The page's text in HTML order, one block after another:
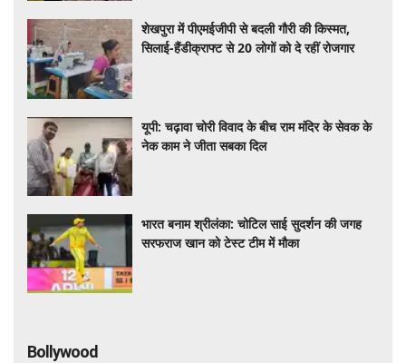
शेखपुरा में पीएमईजीपी से बदली गौरी की किस्मत,
सिलाई-हैंडीक्राफ्ट से 20 लोगों को दे रहीं रोजगार
यूपी: चढ़ावा चोरी विवाद के बीच राम मंदिर के सेवक के
नेक काम ने जीता सबका दिल
भारत बनाम श्रीलंका: चोटिल साई सुदर्शन की जगह
सरफराज खान को टेस्ट टीम में मौका
Bollywood